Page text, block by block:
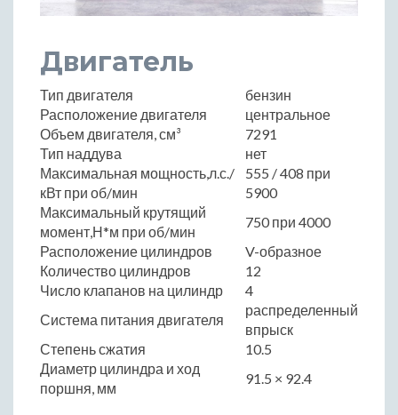
Двигатель
Тип двигателя
бензин
Расположение двигателя
центральное
Объем двигателя, см³
7291
Тип наддува
нет
Максимальная мощность,л.с./
кВт при об/мин
555 / 408 при
5900
Максимальный крутящий
момент,Н*м при об/мин
750 при 4000
Расположение цилиндров
V-образное
Количество цилиндров
12
Число клапанов на цилиндр
4
Система питания двигателя
распределенный
впрыск
Степень сжатия
10.5
Диаметр цилиндра и ход
поршня, мм
91.5 × 92.4